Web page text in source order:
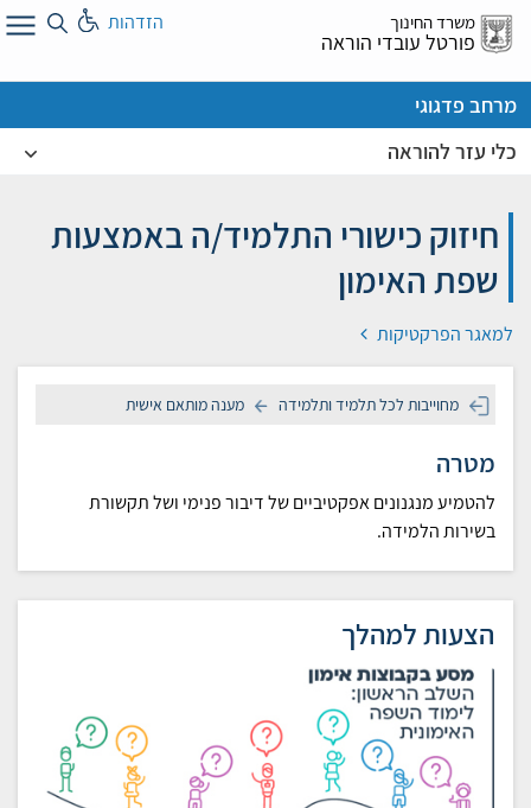
דלג
אל
משרד החינוך
פורטל עובדי הוראה
הזדהות
מרחב פדגוגי
כלי עזר להוראה
חיזוק כישורי התלמיד/ה באמצעות
שפת האימון
למאגר הפרקטיקות
מחוייבות לכל תלמיד ותלמידה מענה מותאם אישית
מטרה
להטמיע מנגנונים אפקטיביים של דיבור פנימי ושל תקשורת
בשירות הלמידה.
הצעות למהלך